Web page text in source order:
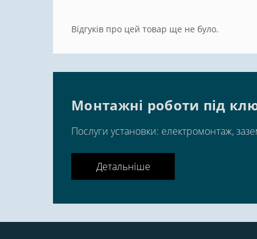
Відгуків про цей товар ще не було.
Монтажні роботи під
Послуги установки: електромонтаж,
Детальніше